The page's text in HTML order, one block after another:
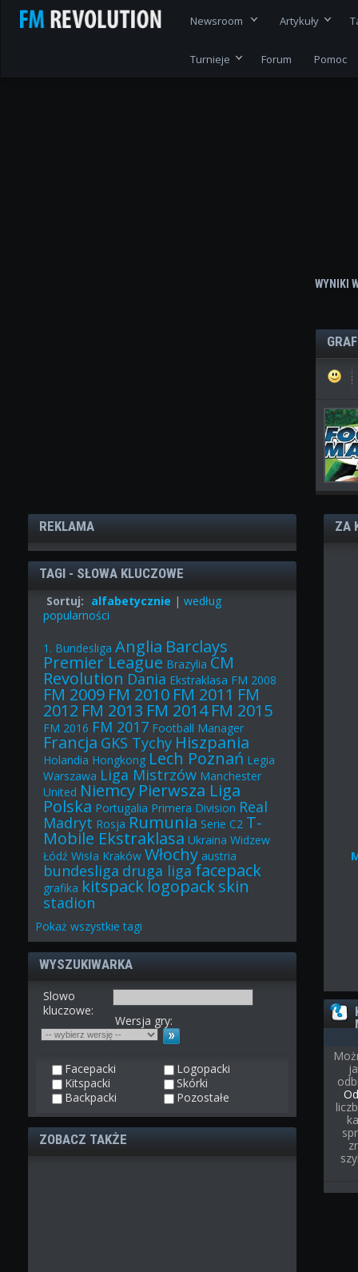
Newsroom Artykuły
Turnieje Forum Pomoc
WYNIKI
REKLAMA
TAGI - SŁOWA KLUCZOWE
Sortuj: alfabetycznie |według
popularności
1. Bundesliga Anglia Barclays
Premier League Brazylia CM
Revolution Dania Ekstraklasa FM 2008
FM 2009 FM 2010 FM 2011 FM
2012 FM 2013 FM 2014 FM 2015
FM 2016 FM 2017 Football Manager
Francja GKS Tychy Hiszpania
Holandia Hongkong Lech Poznań Legia
Warszawa Liga Mistrzów Manchester
United Niemcy Pierwsza Liga
Polska Portugalia Primera Division Real
Madryt Rosja Rumunia Serie C2 T-
Mobile Ekstraklasa Ukraina Widzew
Łódź Wisła Kraków Włochy austria
bundesliga druga ligafacepack
grafika kitspacklogopackskin
stadion
Pokażwszystkie tagi
WYSZUKIWARKA
Slowo
kluczowe:
Wersja gry:
Facepacki
Logopacki
Kitspacki
Skórki
Backpacki
Pozostałe
ZOBACZ TAKŻE
ZA